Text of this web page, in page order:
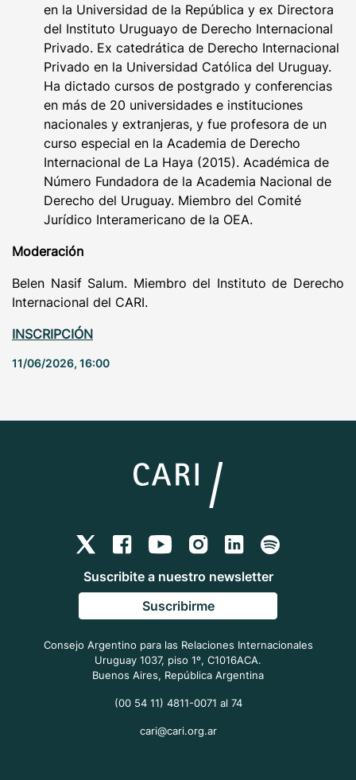
en la Universidad de la República y ex Directora
del Instituto Uruguayo de Derecho Internacional
Privado. Ex catedrática de Derecho Internacional
Privado en la Universidad Católica del Uruguay.
Ha dictado cursos de postgrado y conferencias
en más de 20 universidades e instituciones
nacionales y extranjeras, y fue profesora de un
curso especial en la Academia de Derecho
Internacional de La Haya (2015). Académica de
Número Fundadora de la Academia Nacional de
Derecho del Uruguay. Miembro del Comité
Jurídico Interamericano de la OEA.
Moderación
Belen Nasif Salum. Miembro del Instituto de Derecho
Internacional del CARI.
INSCRIPCIÓN
11/06/2026, 16:00
Consejo Argentino para las Relaciones Internacionales
Uruguay 1037, piso 1º, C1016ACA.
Buenos Aires, República Argentina
(00 54 11) 4811-0071 al 74
cari@cari.org.ar
Suscribite a nuestro newsletter
Suscribirme